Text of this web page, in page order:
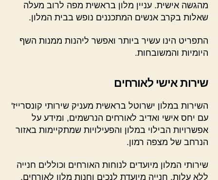
מהגשה אישית. עניין מלון בראשית מפה לרוב מעלה
שאלות בקרב אנשים המתכננים נופש בבית המלון.
התפריט הינו עשיר ביותר ואפשר ליהנות ממנות השף
היומיות והמשובחות.
שירות אישי לאורחים
השירות במלון ישרוטל בראשית מעניק שירותי קונסרייז'
עם יחס אישי ואדיב לאורחים הנרשמים, ומידע על
אפשרויות הבילוי במלון והפעילויות שמתקיימות באזור
הנרחב של מצפה רמון.
שירותי המלון מיועדים לנוחות האורחים וכוללים חנייה
ללא עלות, חנייה מיועדת לנכים וחנות מלון לאורחים.